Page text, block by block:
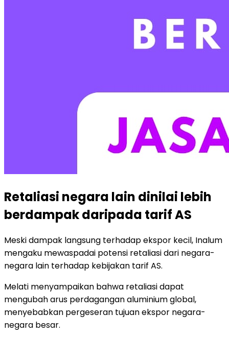
Retaliasi negara lain dinilai lebih
berdampak daripada tarif AS
Meski dampak langsung terhadap ekspor kecil, Inalum
mengaku mewaspadai potensi retaliasi dari negara-
negara lain terhadap kebijakan tarif AS.
Melati menyampaikan bahwa retaliasi dapat
mengubah arus perdagangan aluminium global,
menyebabkan pergeseran tujuan ekspor negara-
negara besar.